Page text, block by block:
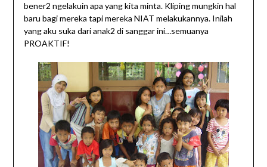
bener2 ngelakuin apa yang kita minta. Kliping mungkin hal
baru bagi mereka tapi mereka NIAT melakukannya. Inilah
yang aku suka dari anak2 di sanggar ini…semuanya
PROAKTIF!